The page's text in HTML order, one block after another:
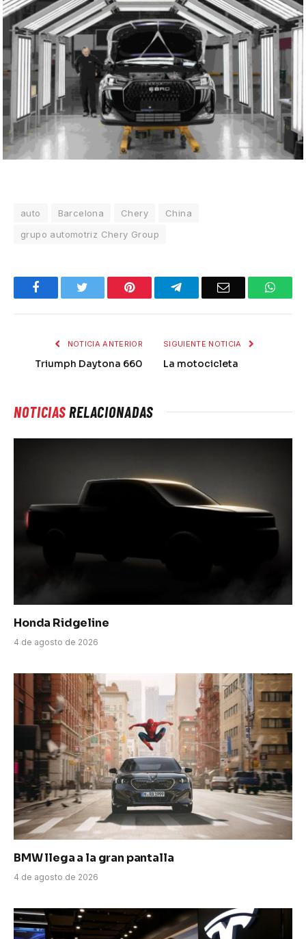
auto Barcelona Chery
China
grupo automotriz Chery Group
Facebook Pinterest TelegramEmail
NOTICIA ANTERIOR
Triumph Daytona 660
SIGUIENTE NOTICIA
La motocicleta
NOTICIASRELACIONADAS
Honda Ridgeline
4 de agosto de 2026
BMW llega a la gran pantalla
4 de agosto de 2026